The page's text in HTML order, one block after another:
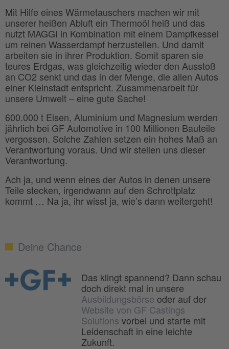
Mit Hilfe eines Wärmetauschers machen wir mit
unserer heißen Abluft ein Thermoöl heiß und das
nutzt MAGGI in Kombination mit einem Dampfkessel
um reinen Wasserdampf herzustellen. Und damit
arbeiten sie in ihrer Produktion. Somit sparen sie
teures Erdgas, was gleichzeitig wieder den Ausstoß
an CO2 senkt und das in der Menge, die allen Autos
einer Kleinstadt entspricht. Zusammenarbeit für
unsere Umwelt – eine gute Sache!
600.000 t Eisen, Aluminium und Magnesium werden
jährlich bei GF Automotive in 100 Millionen Bauteile
vergossen. Solche Zahlen setzen ein hohes Maß an
Verantwortung voraus. Und wir stellen uns dieser
Verantwortung.
Ach ja, und wenn eines der Autos in denen unsere
Teile stecken, irgendwann auf den Schrottplatz
kommt … Na ja, ihr wisst ja, wie’s dann weitergeht!
Deine Chance
Das klingt spannend? Dann schau
doch direkt mal in unsere
Ausbildungsbörse oder auf der
Website von GF Castings
Solutions vorbei und starte mit
Leidenschaft in eine leichte
Zukunft.